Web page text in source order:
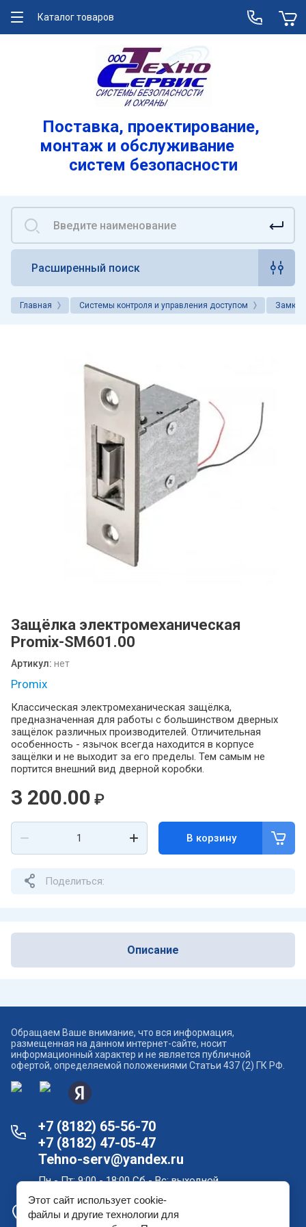
Реквизиты
Каталог товаров
Поставка, проектирование,
монтаж и обслуживание
систем безопасности
Расширенный поиск
Главная Системы контроля и управления доступом Замки
Защёлка электромеханическая
Promix-SM601.00
Артикул: нет
Promix
Классическая электромеханическая защёлка,
предназначенная для работы с большинством дверных
защёлок различных производителей. Отличительная
особенность - язычок всегда находится в корпусе
защёлки и не выходит за его пределы. Тем самым не
портится внешний вид дверной коробки.
3 200.00 ₽
В корзину
Поделиться:
Описание
Обращаем Ваше внимание, что вся информация,
размещенная на данном интернет-сайте, носит
информационный характер и не является публичной
офертой, определяемой положениями Статьи 437 (2) ГК РФ.
+7 (8182) 65-56-70
+7 (8182) 47-05-47
Tehno-serv@yandex.ru
Пн - Пт: 9:00 - 18:00 Сб - Вс: выходной
Офис продаж и склад в Архангельске: проспект
Новгородский, дом 181
Этот сайт использует cookie-
файлы и другие технологии для